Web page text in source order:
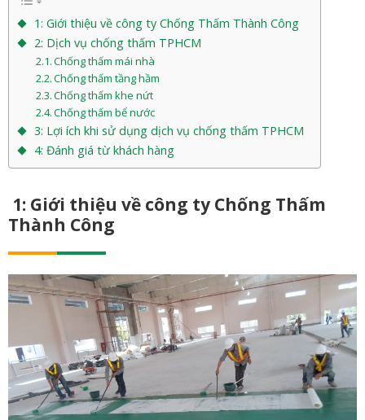
1: Giới thiệu về công ty Chống Thấm Thành Công
2: Dịch vụ chống thấm TPHCM
Chống thấm mái nhà
Chống thấm tầng hầm
Chống thấm khe nứt
Chống thấm bể nước
3: Lợi ích khi sử dụng dịch vụ chống thấm TPHCM
4: Đánh giá từ khách hàng
1: Giới thiệu về công ty Chống Thấm
Thành Công